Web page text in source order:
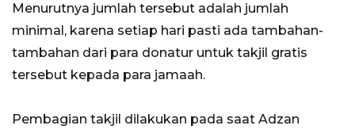
Menurutnya jumlah tersebut adalah jumlah
minimal, karena setiap hari pasti ada tambahan-
tambahan dari para donatur untuk takjil gratis
tersebut kepada para jamaah.
Pembagian takjil dilakukan pada saat Adzan